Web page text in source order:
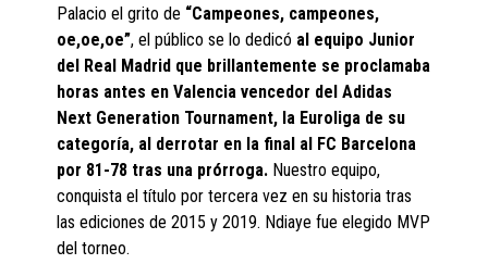
Palacio el grito de “Campeones, campeones,
oe,oe,oe”, el público se lo dedicó al equipo Junior
del Real Madrid que brillantemente se proclamaba
horas antes en Valencia vencedor del Adidas
Next Generation Tournament, la Euroliga de su
categoría, al derrotar en la final al FC Barcelona
por 81-78 tras una prórroga. Nuestro equipo,
conquista el título por tercera vez en su historia tras
las ediciones de 2015 y 2019. Ndiaye fue elegido MVP
del torneo.